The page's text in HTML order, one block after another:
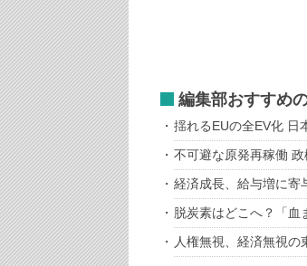
編集部おすすめ
揺れるEUの全EV化 日
不可避な原発再稼働
経済成長、給与増に寄
脱炭素はどこへ？「血
人権無視、経済無視